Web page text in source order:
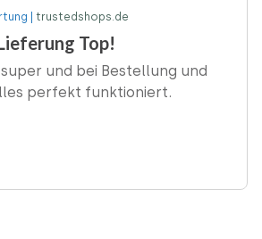
| trustedshops.de
Top!
und bei Bestellung und
perfekt funktioniert.